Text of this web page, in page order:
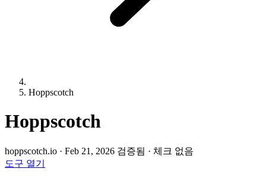
Hoppscotch
Hoppscotch
hoppscotch.io · Feb 21, 2026 검증됨 · 체크 없음
도구 열기